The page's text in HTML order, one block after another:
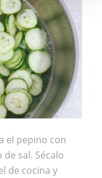
el pepino con
sal. Sécalo
de cocina y